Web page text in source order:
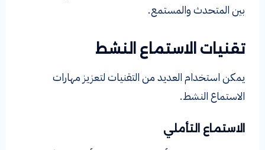
بين المتحدث والمستمع.
تقنيات الاستماع النشط
يمكن استخدام العديد من التقنيات لتعزيز مهارات
الاستماع النشط.
الاستماع التأملي